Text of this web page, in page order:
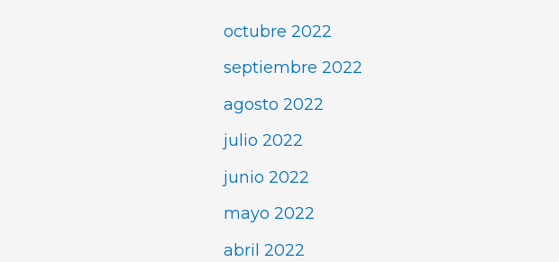
octubre 2022
septiembre 2022
agosto 2022
julio 2022
junio 2022
mayo 2022
abril 2022